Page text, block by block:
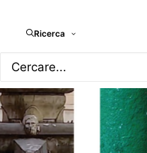
Ricerca